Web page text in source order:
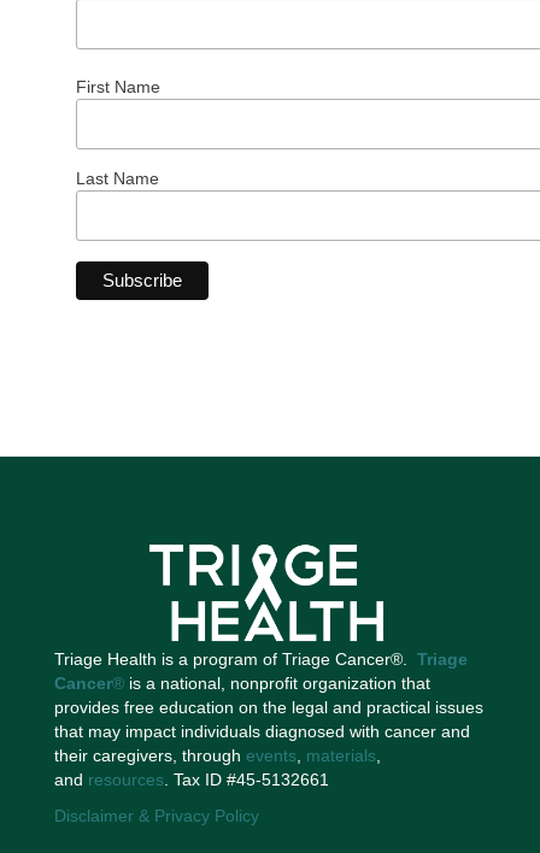
First Name
Last Name
Triage Health is a program of Triage Cancer®. Triage
Cancer®is a national, nonprofit organization that
provides free education on the legal and practical issues
that may impact individuals diagnosed with cancer and
their caregivers, through events, materials,
and resources. Tax ID #45-5132661
Disclaimer & Privacy Policy